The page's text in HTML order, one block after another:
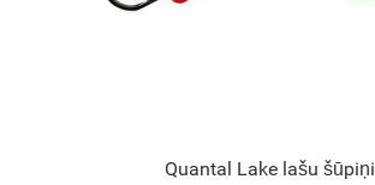
Quantal Lake lašu šūpiņi